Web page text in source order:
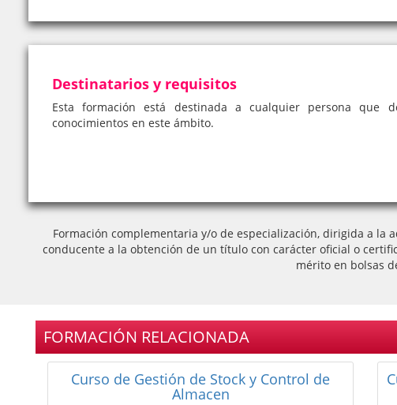
Destinatarios y requisitos
Esta formación está destinada a cualquier persona que
conocimientos en este ámbito.
Formación complementaria y/o de especialización, dirigida a
conducente a la obtención de un título con carácter oficial o
mérito en bolsas
FORMACIÓN RELACIONADA
Curso de Gestión de Stock y Control de
Almacen